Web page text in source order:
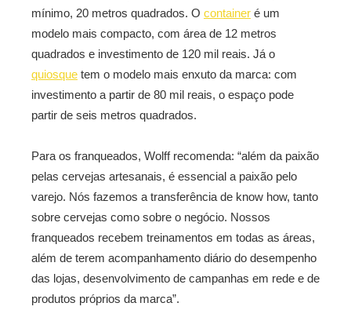
mínimo, 20 metros quadrados. O container é um
modelo mais compacto, com área de 12 metros
quadrados e investimento de 120 mil reais. Já o
quiosque tem o modelo mais enxuto da marca: com
investimento a partir de 80 mil reais, o espaço pode
partir de seis metros quadrados.
Para os franqueados, Wolff recomenda: “além da paixão
pelas cervejas artesanais, é essencial a paixão pelo
varejo. Nós fazemos a transferência de know how, tanto
sobre cervejas como sobre o negócio. Nossos
franqueados recebem treinamentos em todas as áreas,
além de terem acompanhamento diário do desempenho
das lojas, desenvolvimento de campanhas em rede e de
produtos próprios da marca”.